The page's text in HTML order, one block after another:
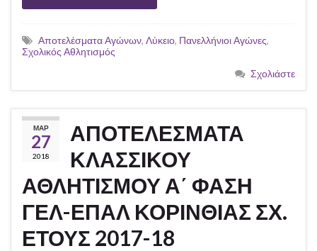
Αποτελέσματα Αγώνων, Λύκειο, Πανελλήνιοι Αγώνες,
Σχολικός Αθλητισμός
Σχολιάστε
ΜΑΡ
27
2018
ΑΠΟΤΕΛΕΣΜΑΤΑ
ΚΛΑΣΣΙΚΟΥ
ΑΘΛΗΤΙΣΜΟΥ Α΄ ΦΑΣΗ
ΓΕΛ-ΕΠΑΛ ΚΟΡΙΝΘΙΑΣ ΣΧ.
ΕΤΟΥΣ 2017-18